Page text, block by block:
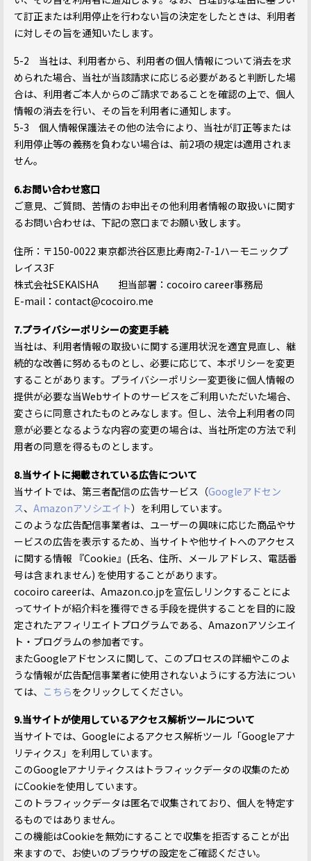
て訂正または利用停止を行わない旨の決定をしたときは、利用者
に対しその旨を通知いたします。
5-2 当社は、利用者から、利用者の個人情報について消去を求
められた場合、当社が当該請求に応じる必要があると判断した場
合は、利用者ご本人からのご請求であることを確認の上で、個人
情報の消去を行い、その旨を利用者に通知します。
5-3 個人情報保護法その他の法令により、当社が訂正等または
利用停止等の義務を負わない場合は、前2項の規定は適用されま
せん。
6.お問い合わせ窓口
ご意見、ご質問、苦情のお申出その他利用者情報の取扱いに関す
るお問い合わせは、下記の窓口までお願い致します。
住所：〒150-0022 東京都渋谷区恵比寿南2-7-1ハーモニックプ
レイス3F
株式会社SEKAISHA 担当部署：cocoiro career事務局
E-mail：contact@cocoiro.me
7.プライバシーポリシーの変更手続
当社は、利用者情報の取扱いに関する運用状況を適宜見直し、継
続的な改善に努めるものとし、必要に応じて、本ポリシーを変更
することがあります。プライバシーポリシー変更後に個人情報の
提供が必要な当Webサイトのサービスをご利用いただいた場合、
変さらに同意されたものとみなします。但し、法令上利用者の同
意が必要となるような内容の変更の場合は、当社所定の方法で利
用者の同意を得るものとします。
8.当サイトに掲載されている広告について
当サイトでは、第三者配信の広告サービス（Googleアドセン
ス、 Amazonアソシエイト）を利用しています。
このような広告配信事業者は、ユーザーの興味に応じた商品やサ
ービスの広告を表示するため、当サイトや他サイトへのアクセス
に関する情報 『Cookie』(氏名、住所、メール アドレス、電話番
号は含まれません) を使用することがあります。
cocoiro careerは、Amazon.co.jpを宣伝しリンクすることによ
ってサイトが紹介料を獲得できる手段を提供することを目的に設
定されたアフィリエイトプログラムである、Amazonアソシエイ
ト・プログラムの参加者です。
またGoogleアドセンスに関して、このプロセスの詳細やこのよ
うな情報が広告配信事業者に使用されないようにする方法につい
ては、 こちらをクリックしてください。
9.当サイトが使用しているアクセス解析ツールについて
当サイトでは、Googleによるアクセス解析ツール「Googleアナ
リティクス」を利用しています。
このGoogleアナリティクスはトラフィックデータの収集のため
にCookieを使用しています。
このトラフィックデータは匿名で収集されており、個人を特定す
るものではありません。
この機能はCookieを無効にすることで収集を拒否することが出
来ますので、お使いのブラウザの設定をご確認ください。